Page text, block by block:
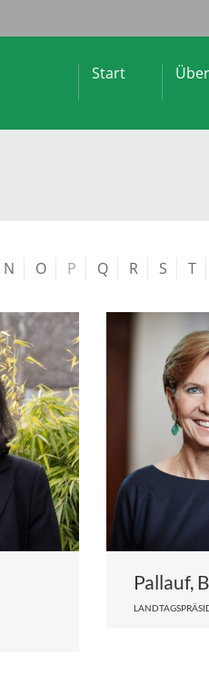
Start
N O P Q R S T
Pallauf,